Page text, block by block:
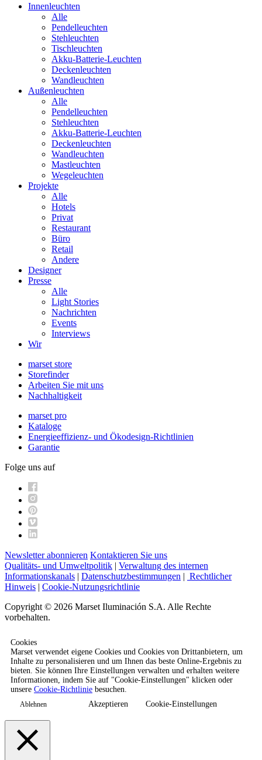
Innenleuchten
Alle
Pendelleuchten
Stehleuchten
Tischleuchten
Akku-Batterie-Leuchten
Deckenleuchten
Wandleuchten
Außenleuchten
Alle
Pendelleuchten
Stehleuchten
Akku-Batterie-Leuchten
Deckenleuchten
Wandleuchten
Mastleuchten
Wegeleuchten
Projekte
Alle
Hotels
Privat
Restaurant
Büro
Retail
Andere
Designer
Presse
Alle
Light Stories
Nachrichten
Events
Interviews
Wir
marset store
Storefinder
Arbeiten Sie mit uns
Nachhaltigkeit
marset pro
Kataloge
Energieeffizienz- und Ökodesign-Richtlinien
Garantie
Folge uns auf
Newsletter abonnieren Kontaktieren Sie uns
Qualitäts- und Umweltpolitik | Verwaltung des internen
Informationskanals | Datenschutzbestimmungen | Rechtlicher
Hinweis | Cookie-Nutzungsrichtlinie
Copyright © 2026 Marset Iluminación S.A. Alle Rechte
vorbehalten.
Cookies
Marset verwendet eigene Cookies und Cookies von Drittanbietern, um
Inhalte zu personalisieren und um Ihnen das beste Online-Ergebnis zu
bieten. Sie können Ihre Einstellungen verwalten und erhalten weitere
Informationen, indem Sie auf "Cookie-Einstellungen" klicken oder
unsere Cookie-Richtlinie besuchen.
Ablehnen Akzeptieren Cookie-Einstellungen